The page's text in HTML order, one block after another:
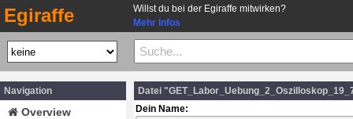
Egiraffe
Willst du bei der Egiraffe mitwirken?
Mehr Infos
Navigation
Overview
Datei
Dein Name: